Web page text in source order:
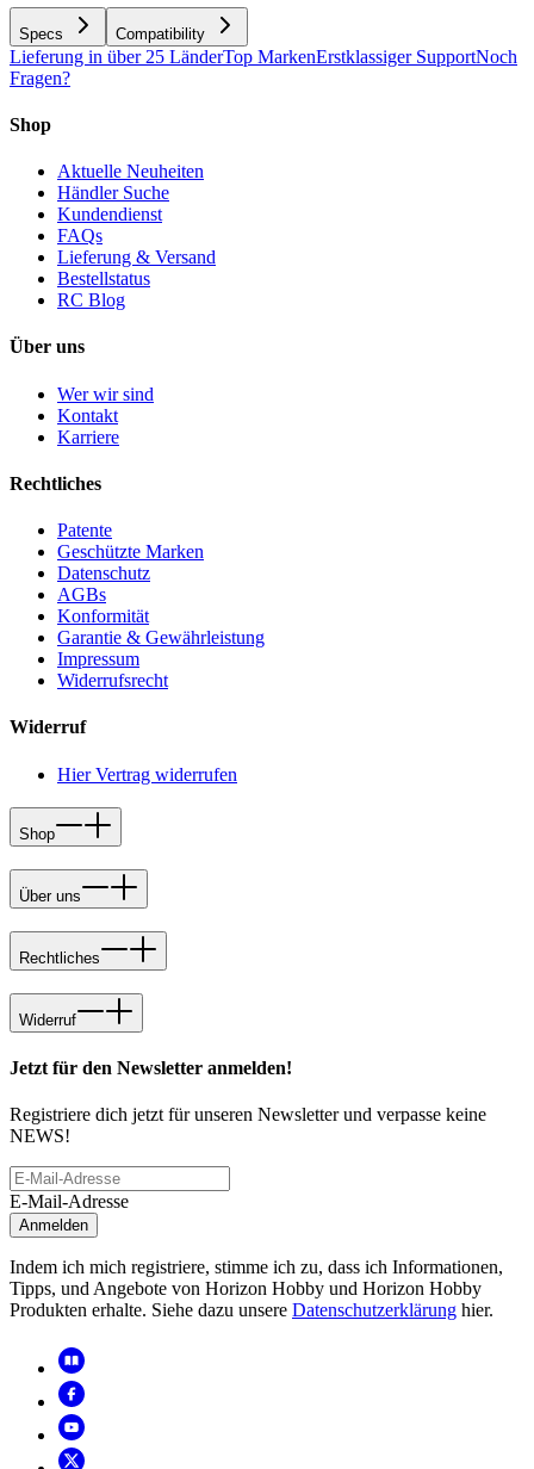
Specs Compatibility
Lieferung in über 25 LänderTop MarkenErstklassiger SupportNoch
Fragen?
Shop
Aktuelle Neuheiten
Händler Suche
Kundendienst
FAQs
Lieferung & Versand
Bestellstatus
RC Blog
Über uns
Wer wir sind
Kontakt
Karriere
Rechtliches
Patente
Geschützte Marken
Datenschutz
AGBs
Konformität
Garantie & Gewährleistung
Impressum
Widerrufsrecht
Widerruf
Hier Vertrag widerrufen
Shop
Über uns
Rechtliches
Widerruf
Jetzt für den Newsletter anmelden!
Registriere dich jetzt für unseren Newsletter und verpasse keine
NEWS!
E-Mail-Adresse
Anmelden
Indem ich mich registriere, stimme ich zu, dass ich Informationen,
Tipps, und Angebote von Horizon Hobby und Horizon Hobby
Produkten erhalte. Siehe dazu unsere Datenschutzerklärung hier.